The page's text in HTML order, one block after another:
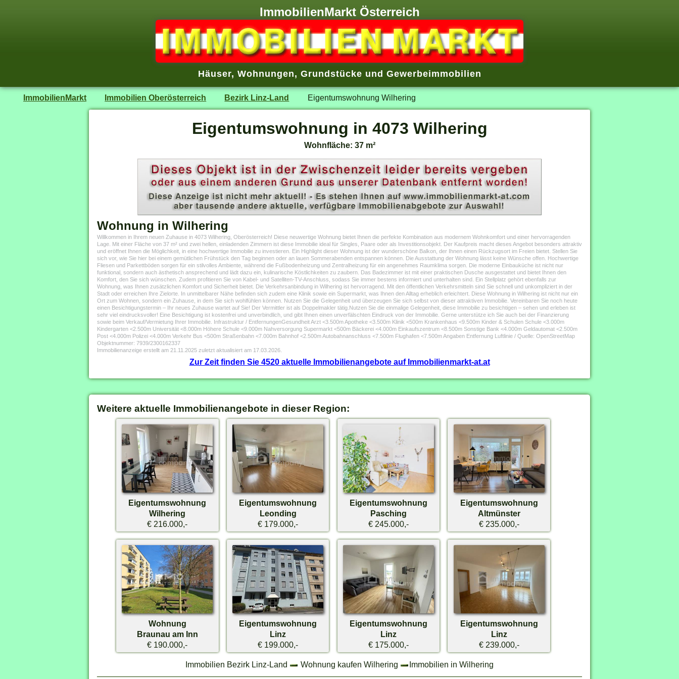
ImmobilienMarkt Österreich
Häuser, Wohnungen, Grundstücke und Gewerbeimmobilien
ImmobilienMarkt Immobilien Oberösterreich Bezirk Linz-Land Eigentumswohnung Wilhering
Eigentumswohnung in 4073 Wilhering
Wohnfläche: 37 m²
Wohnung in Wilhering
Willkommen in Ihrem neuen Zuhause in 4073 Wilhering, Oberösterreich! Diese neuwertige Wohnung bietet Ihnen die perfekte Kombination aus modernem Wohnkomfort und einer hervorragenden
Lage. Mit einer Fläche von 37 m² und zwei hellen, einladenden Zimmern ist diese Immobilie ideal für Singles, Paare oder als Investitionsobjekt. Der Kaufpreis macht dieses Angebot besonders attraktiv
und eröffnet Ihnen die Möglichkeit, in eine hochwertige Immobilie zu investieren. Ein Highlight dieser Wohnung ist der wunderschöne Balkon, der Ihnen einen Rückzugsort im Freien bietet. Stellen Sie
sich vor, wie Sie hier bei einem gemütlichen Frühstück den Tag beginnen oder an lauen Sommerabenden entspannen können. Die Ausstattung der Wohnung lässt keine Wünsche offen. Hochwertige
Fliesen und Parkettböden sorgen für ein stilvolles Ambiente, während die Fußbodenheizung und Zentralheizung für ein angenehmes Raumklima sorgen. Die moderne Einbauküche ist nicht nur
funktional, sondern auch ästhetisch ansprechend und lädt dazu ein, kulinarische Köstlichkeiten zu zaubern. Das Badezimmer ist mit einer praktischen Dusche ausgestattet und bietet Ihnen den
Komfort, den Sie sich wünschen. Zudem profitieren Sie von Kabel- und Satelliten-TV-Anschluss, sodass Sie immer bestens informiert und unterhalten sind. Ein Stellplatz gehört ebenfalls zur
Wohnung, was Ihnen zusätzlichen Komfort und Sicherheit bietet. Die Verkehrsanbindung in Wilhering ist hervorragend. Mit den öffentlichen Verkehrsmitteln sind Sie schnell und unkompliziert in der
Stadt oder erreichen Ihre Zielorte. In unmittelbarer Nähe befinden sich zudem eine Klinik sowie ein Supermarkt, was Ihnen den Alltag erheblich erleichtert. Diese Wohnung in Wilhering ist nicht nur ein
Ort zum Wohnen, sondern ein Zuhause, in dem Sie sich wohlfühlen können. Nutzen Sie die Gelegenheit und überzeugen Sie sich selbst von dieser attraktiven Immobilie. Vereinbaren Sie noch heute
einen Besichtigungstermin – Ihr neues Zuhause wartet auf Sie! Der Vermittler ist als Doppelmakler tätig.Nutzen Sie die einmalige Gelegenheit, diese Immobilie zu besichtigen – sehen und erleben ist
sehr viel eindrucksvoller! Eine Besichtigung ist kostenfrei und unverbindlich, und gibt Ihnen einen unverfälschten Eindruck von der Immobilie. Gerne unterstütze ich Sie auch bei der Finanzierung
sowie beim Verkauf/Vermietung Ihrer Immobilie. Infrastruktur / EntfernungenGesundheit Arzt <3.500m Apotheke <3.500m Klinik <500m Krankenhaus <9.500m Kinder & Schulen Schule <3.000m
Kindergarten <2.500m Universität <8.000m Höhere Schule <9.000m Nahversorgung Supermarkt <500m Bäckerei <4.000m Einkaufszentrum <8.500m Sonstige Bank <4.000m Geldautomat <2.500m
Post <4.000m Polizei <4.000m Verkehr Bus <500m Straßenbahn <7.000m Bahnhof <2.500m Autobahnanschluss <7.500m Flughafen <7.500m Angaben Entfernung Luftlinie / Quelle: OpenStreetMap
Objektnummer: 7939/2300162337
Immobilienanzeige erstellt am 21.11.2025 zuletzt aktualisiert am 17.03.2026.
Zur Zeit finden Sie 4520 aktuelle Immobilienangebote auf Immobilienmarkt-at.at
Weitere aktuelle Immobilienangebote in dieser Region:
Eigentumswohnung
Wilhering
€ 216.000,-
Eigentumswohnung
Leonding
€ 179.000,-
Eigentumswohnung
Pasching
€ 245.000,-
Eigentumswohnung
Altmünster
€ 235.000,-
Wohnung
Braunau am Inn
€ 190.000,-
Eigentumswohnung
Linz
€ 199.000,-
Eigentumswohnung
Linz
€ 175.000,-
Eigentumswohnung
Linz
€ 239.000,-
Immobilien Bezirk Linz-Land Wohnung kaufen Wilhering Immobilien in Wilhering